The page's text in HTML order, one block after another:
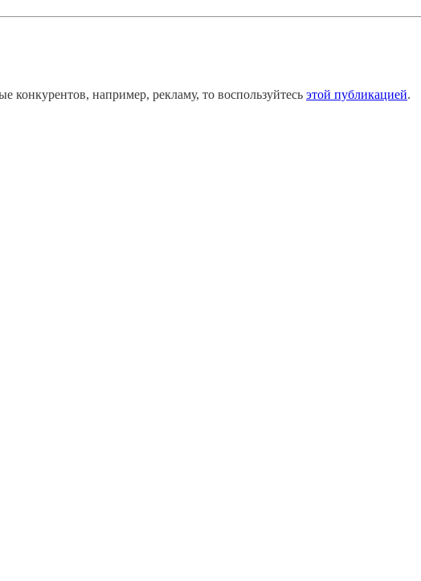
конкурентов, например, рекламу, то воспользуйтесь этой публикацией.